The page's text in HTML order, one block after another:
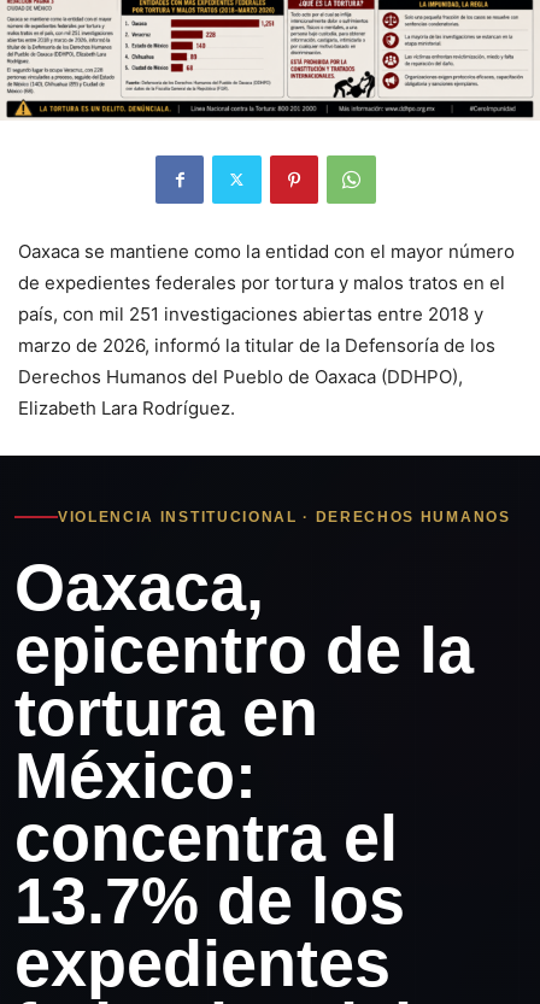
Oaxaca se mantiene como la entidad con el mayor número
de expedientes federales por tortura y malos tratos en el
país, con mil 251 investigaciones abiertas entre 2018 y
marzo de 2026, informó la titular de la Defensoría de los
Derechos Humanos del Pueblo de Oaxaca (DDHPO),
Elizabeth Lara Rodríguez.
VIOLENCIA INSTITUCIONAL · DERECHOS HUMANOS
Oaxaca,
epicentro de la
tortura en
México:
concentra el
13.7% de los
expedientes